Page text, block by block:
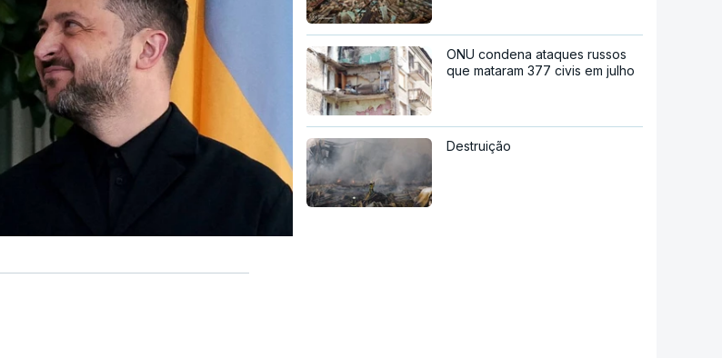
ONU condena ataques russos
que mataram 377 civis em julho
Destruição